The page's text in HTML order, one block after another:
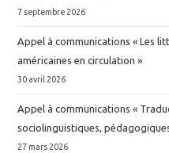
7 septembre 2026
Appel à communications « Les
américaines en circulation »
30 avril 2026
Appel à communications «
sociolinguistiques,
27 mars 2026